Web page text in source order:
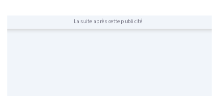
La suite après cette publicité